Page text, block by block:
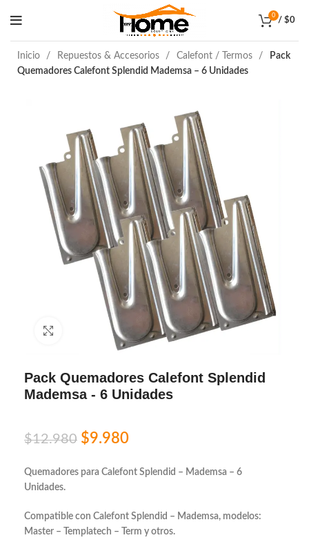
0
/ $0
Inicio Repuestos & Accesorios Calefont / Termos
Pack
Quemadores Calefont Splendid Mademsa – 6 Unidades
Click to enlarge
Pack Quemadores Calefont Splendid
Mademsa - 6 Unidades
$12.980 $9.980
Quemadores para Calefont Splendid – Mademsa – 6
Unidades.
Compatible con Calefont Splendid – Mademsa, modelos:
Master – Templatech – Term y otros.